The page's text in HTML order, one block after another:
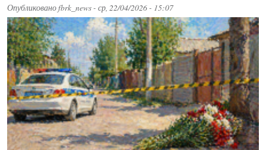
Опубликованоfbrk_news- ср, 22/04/2026 - 15:07